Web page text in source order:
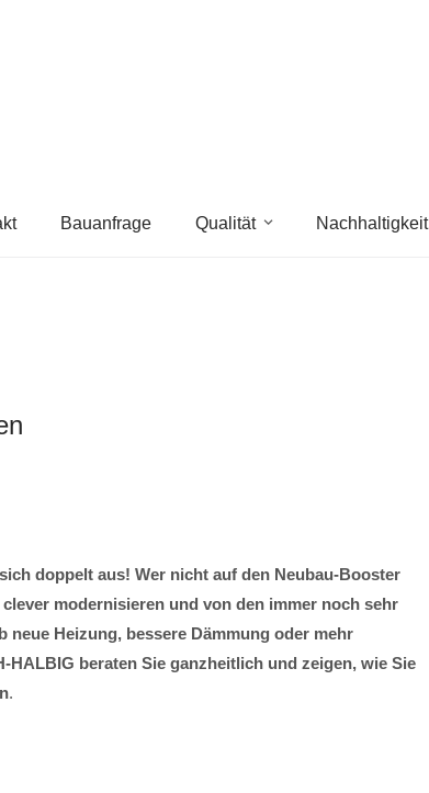
Bauanfrage Qualität Nachhaltigkeit
doppelt aus! Wer nicht auf den Neubau-Booster
modernisieren und von den immer noch sehr
Heizung, bessere Dämmung oder mehr
HALBIG beraten Sie ganzheitlich und zeigen, wie Sie
.